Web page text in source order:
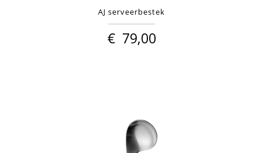
AJ serveerbestek
€ 79,00